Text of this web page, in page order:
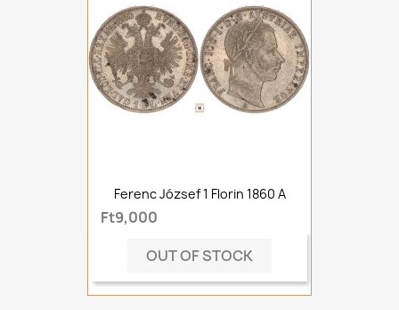
Ferenc József 1 Florin 1860 A
Ft9,000
OUT OF STOCK